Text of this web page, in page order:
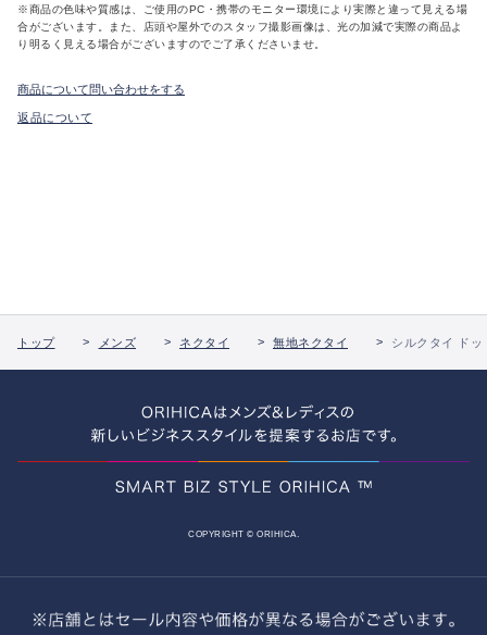
※商品の色味や質感は、ご使用のPC・携帯のモニター環境により実際と違って見える場
合がございます。また、店頭や屋外でのスタッフ撮影画像は、光の加減で実際の商品よ
り明るく見える場合がございますのでご了承くださいませ。
商品について問い合わせをする
返品について
トップ メンズ ネクタイ 無地ネクタイ シルクタイ ドッ
COPYRIGHT © ORIHICA.